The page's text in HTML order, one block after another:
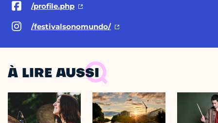
/profile.php
/festivalsonomundo/
À LIRE AUSSI